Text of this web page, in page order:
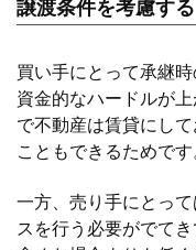
譲渡条件を考慮する
買い手にとって承継
資金的なハードルが
で不動産は賃貸にし
こともできるためです
一方、売り手にとっ
スを行う必要がでて